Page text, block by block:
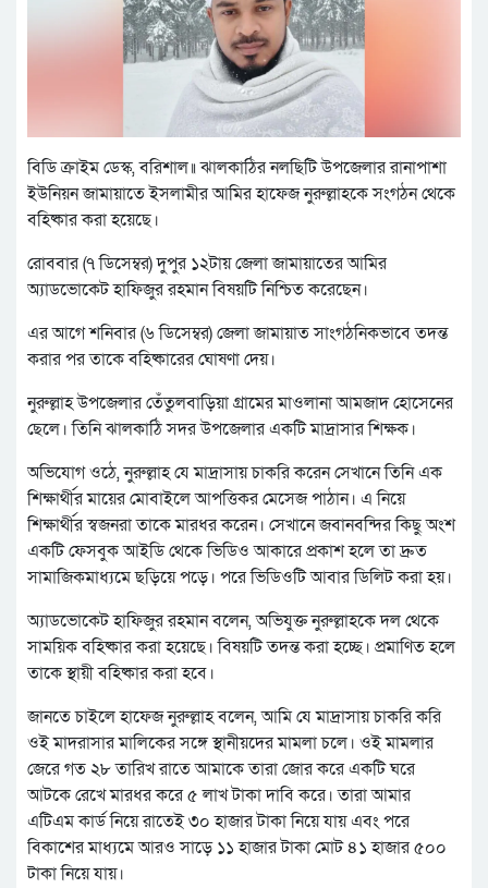
বিডি ক্রাইম ডেস্ক, বরিশাল॥ ঝালকাঠির নলছিটি উপজেলার রানাপাশা
ইউনিয়ন জামায়াতে ইসলামীর আমির হাফেজ নুরুল্লাহকে সংগঠন থেকে
বহিষ্কার করা হয়েছে।
রোববার (৭ ডিসেম্বর) দুপুর ১২টায় জেলা জামায়াতের আমির
অ্যাডভোকেট হাফিজুর রহমান বিষয়টি নিশ্চিত করেছেন।
এর আগে শনিবার (৬ ডিসেম্বর) জেলা জামায়াত সাংগঠনিকভাবে তদন্ত
করার পর তাকে বহিষ্কারের ঘোষণা দেয়।
নুরুল্লাহ উপজেলার তেঁতুলবাড়িয়া গ্রামের মাওলানা আমজাদ হোসেনের
ছেলে। তিনি ঝালকাঠি সদর উপজেলার একটি মাদ্রাসার শিক্ষক।
অভিযোগ ওঠে, নুরুল্লাহ যে মাদ্রাসায় চাকরি করেন সেখানে তিনি এক
শিক্ষার্থীর মায়ের মোবাইলে আপত্তিকর মেসেজ পাঠান। এ নিয়ে
শিক্ষার্থীর স্বজনরা তাকে মারধর করেন। সেখানে জবানবন্দির কিছু অংশ
একটি ফেসবুক আইডি থেকে ভিডিও আকারে প্রকাশ হলে তা দ্রুত
সামাজিকমাধ্যমে ছড়িয়ে পড়ে। পরে ভিডিওটি আবার ডিলিট করা হয়।
অ্যাডভোকেট হাফিজুর রহমান বলেন, অভিযুক্ত নুরুল্লাহকে দল থেকে
সাময়িক বহিষ্কার করা হয়েছে। বিষয়টি তদন্ত করা হচ্ছে। প্রমাণিত হলে
তাকে স্থায়ী বহিষ্কার করা হবে।
জানতে চাইলে হাফেজ নুরুল্লাহ বলেন, আমি যে মাদ্রাসায় চাকরি করি
ওই মাদরাসার মালিকের সঙ্গে স্থানীয়দের মামলা চলে। ওই মামলার
জেরে গত ২৮ তারিখ রাতে আমাকে তারা জোর করে একটি ঘরে
আটকে রেখে মারধর করে ৫ লাখ টাকা দাবি করে। তারা আমার
এটিএম কার্ড নিয়ে রাতেই ৩০ হাজার টাকা নিয়ে যায় এবং পরে
বিকাশের মাধ্যমে আরও সাড়ে ১১ হাজার টাকা মোট ৪১ হাজার ৫০০
টাকা নিয়ে যায়।